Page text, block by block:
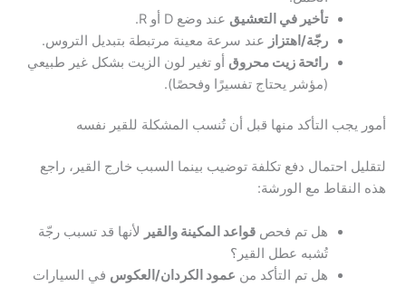
تأخير في التعشيق عند وضع D أو R.
رجّة/اهتزاز عند سرعة معينة مرتبطة بتبديل التروس.
رائحة زيت محروق أو تغير لون الزيت بشكل غير طبيعي
(مؤشر يحتاج تفسيرًا وفحصًا).
أمور يجب التأكد منها قبل أن تُنسب المشكلة للقير نفسه
لتقليل احتمال دفع تكلفة توضيب بينما السبب خارج القير، راجع
هذه النقاط مع الورشة:
هل تم فحصقواعد المكينة والقير لأنها قد تسبب رجّة
تُشبه عطل القير؟
هل تم التأكد من عمود الكردان/العكوس في السيارات